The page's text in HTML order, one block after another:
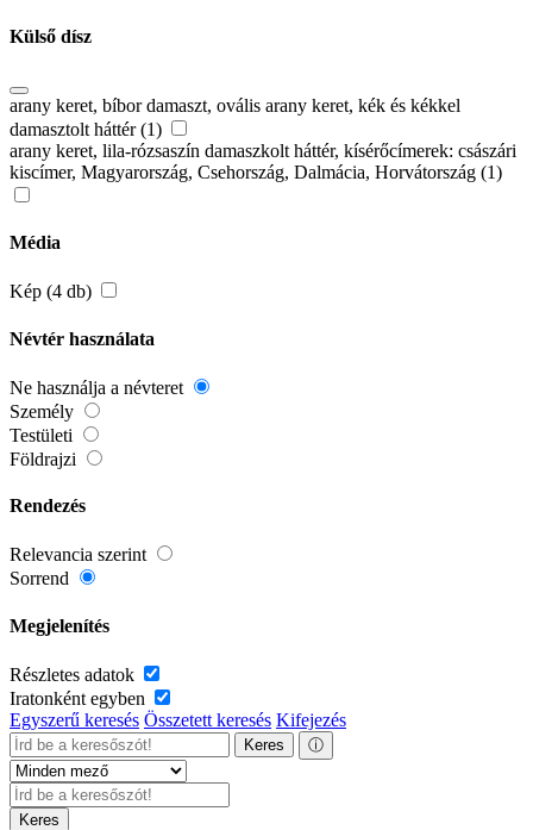
Külső dísz
arany keret, bíbor damaszt, ovális arany keret, kék és kékkel
damasztolt háttér (1)
arany keret, lila-rózsaszín damaszkolt háttér, kísérőcímerek: császári
kiscímer, Magyarország, Csehország, Dalmácia, Horvátország (1)
Média
Kép (4 db)
Névtér használata
Ne használja a névteret
Személy
Testületi
Földrajzi
Rendezés
Relevancia szerint
Sorrend
Megjelenítés
Részletes adatok
Iratonként egyben
Egyszerű keresés Összetett keresés Kifejezés
Keres ⓘ
Keres